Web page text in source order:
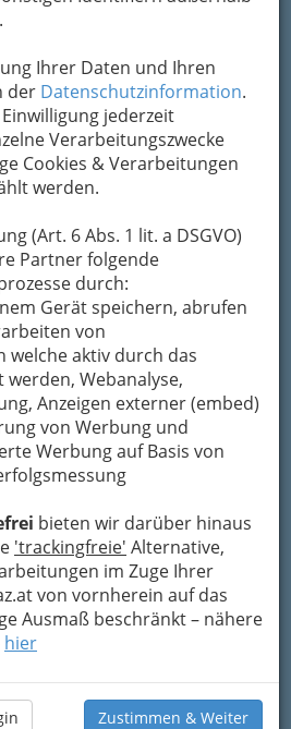
Ihrer Daten und Ihren
der Datenschutzinformation.
jederzeit
Verarbeitungszwecke
Cookies & Verarbeitungen
werden.
(Art. 6 Abs. 1 lit. a DSGVO)
Partner folgende
durch:
Gerät speichern, abrufen
von
aktiv durch das
Webanalyse,
Anzeigen externer (embed)
von Werbung und
Werbung auf Basis von
bieten wir darüber hinaus
'trackingfreie' Alternative,
im Zuge Ihrer
von vornherein auf das
Ausmaß beschränkt – nähere
hier
Zustimmen & Weiter
anschauen
vor Spam-Mails zu
wir an dieser Stelle zur
Nachricht ein sicheres
per Mail an das